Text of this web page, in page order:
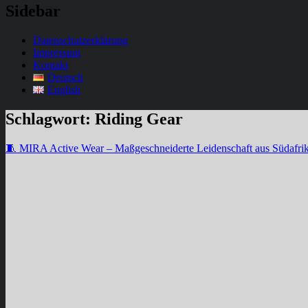
Sidebar
Datenschutzerklärung
Impressum
Kontakt
Deutsch
English
Schlagwort: Riding Gear
🧵 MIRA Active Wear – Maßgeschneiderte Leidenschaft aus